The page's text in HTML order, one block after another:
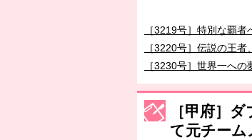
［3219号］特別な覇
［3220号］伝説の王
［3230号］世界一へ
［3223号］一丸。日本
［3222号］史上最大の
［甲府］
て元チーム